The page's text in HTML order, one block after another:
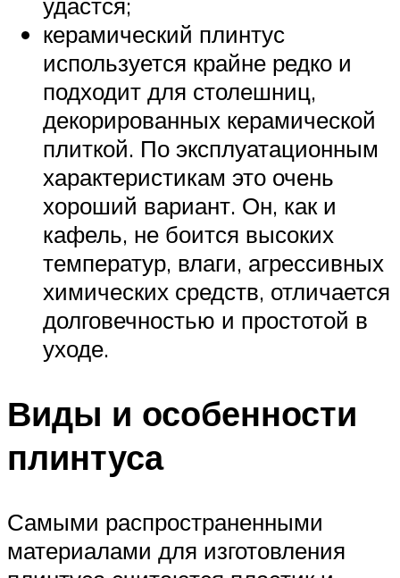
керамический плинтус
используется крайне редко и
подходит для столешниц,
декорированных керамической
плиткой. По эксплуатационным
характеристикам это очень
хороший вариант. Он, как и
кафель, не боится высоких
температур, влаги, агрессивных
химических средств, отличается
долговечностью и простотой в
уходе.
Виды и особенности
плинтуса
Самыми распространенными
материалами для изготовления